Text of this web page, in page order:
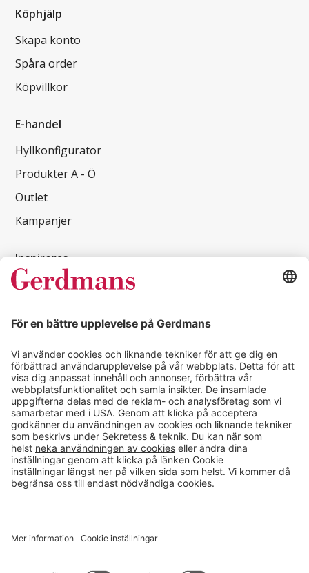
Köphjälp
Skapa konto
Spåra order
Köpvillkor
E-handel
Hyllkonfigurator
Produkter A - Ö
Outlet
Kampanjer
Inspireras
Kundcase
Läsvärt
Kontakt
info@gerdmans.se
0433-740 80
Kundservice öppettider
Vardagar 07.30-17.00
© 2026 Gerdmans Inredningar AB Alla priser är exklusive moms.
Cookie inställningar